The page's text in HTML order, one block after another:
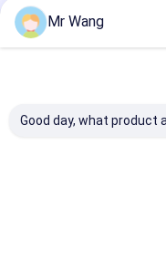
Máy Giấy Cup
Máy Giấy Cup
Mr Wang
Good day, what product